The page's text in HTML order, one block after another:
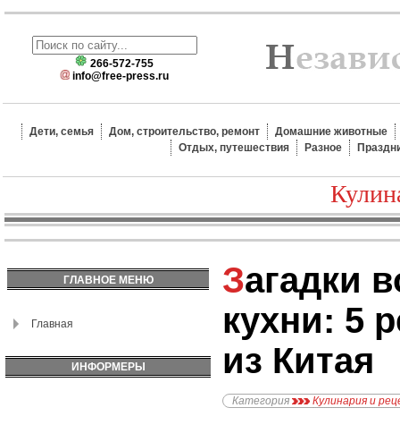
266-572-755
info@free-press.ru
Дети, семья Дом, строительство, ремонт
Домашние животные
Отдых, путешествия
Разное
ГЛАВНОЕ МЕНЮ
Главная
ИНФОРМЕРЫ
Загадки восточной
кухни: 5
из Китая
Категория Кулинария и